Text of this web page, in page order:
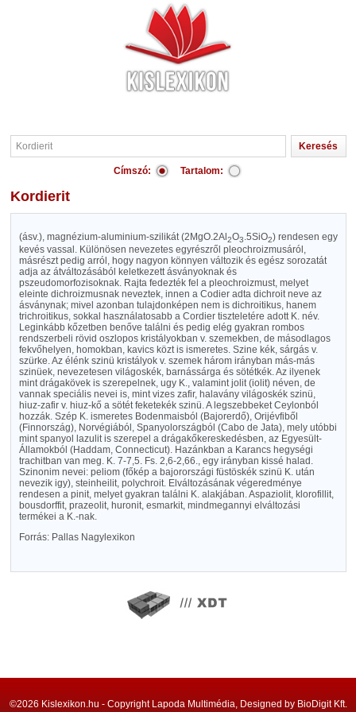
Címszó: Tartalom:
Kordierit
(ásv.), magnézium-aluminium-szilikát (2MgO.2Al 2O3.5SiO2) rendesen egy
kevés vassal. Különösen nevezetes egyrészről pleochroizmusáról,
másrészt pedig arról, hogy nagyon könnyen változik és egész sorozatát
adja az átváltozásából keletkezett ásványoknak és
pszeudomorfozisoknak. Rajta fedezték fel a pleochroizmust, melyet
eleinte dichroizmusnak neveztek, innen a Codier adta dichroit neve az
ásványnak; mivel azonban tulajdonképen nem is dichroitikus, hanem
trichroitikus, sokkal használatosabb a Cordier tiszteletére adott K. név.
Leginkább kőzetben benőve találni és pedig elég gyakran rombos
rendszerbeli rövid oszlopos kristályokban v. szemekben, de másodlagos
fekvőhelyen, homokban, kavics közt is ismeretes. Szine kék, sárgás v.
szürke. Az élénk szinü kristályok v. szemek három irányban más-más
szinüek, nevezetesen világoskék, barnássárga és sötétkék. Az ilyenek
mint drágakövek is szerepelnek, ugy K., valamint jolit (iolit) néven, de
vannak speciális nevei is, mint vizes zafir, halavány világoskék szinü,
hiuz-zafir v. hiuz-kő a sötét feketekék szinü. A legszebbeket Ceylonból
hozzák. Szép K. ismeretes Bodenmaisból (Bajorerdő), Orijévfiből
(Finnország), Norvégiából, Spanyolországból (Cabo de Jata), mely utóbbi
mint spanyol lazulit is szerepel a drágakőkereskedésben, az Egyesült-
Államokból (Haddam, Connecticut). Hazánkban a Karancs hegységi
trachitban van meg. K. 7-7,5. Fs. 2,6-2,66., egy irányban kissé halad.
Szinonim nevei: peliom (főkép a bajorországi füstöskék szinü K. után
nevezik igy), steinheilit, polychroit. Elváltozásának végeredménye
rendesen a pinit, melyet gyakran találni K. alakjában. Aspaziolit, klorofillit,
bousdorffit, prazeolit, huronit, esmarkit, mindmegannyi elváltozási
termékei a K.-nak.
Forrás: Pallas Nagylexikon
©2026 Kislexikon.hu - Copyright Lapoda Multimédia, Designed by BioDigit Kft.